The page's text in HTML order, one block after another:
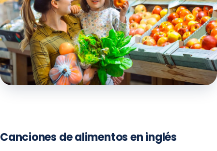
Canciones de alimentos en inglés